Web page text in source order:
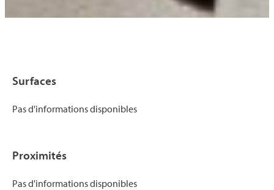
Surfaces
Pas d'informations disponibles
Proximités
Pas d'informations disponibles